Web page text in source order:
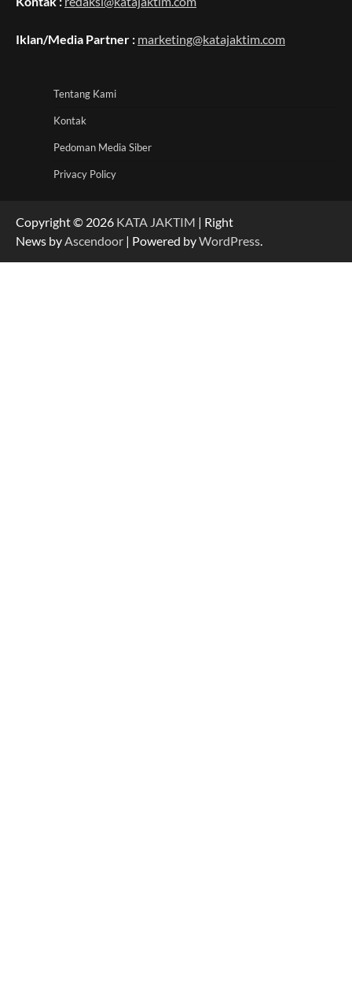
Iklan/Media Partner : marketing@katajaktim.com
Tentang Kami
Kontak
Pedoman Media Siber
Privacy Policy
Copyright © 2026 KATA JAKTIM | Right
News byAscendoor | Powered byWordPress.